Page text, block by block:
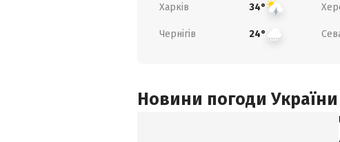
Харків 34°
Чернігів 24°
Новини погоди України